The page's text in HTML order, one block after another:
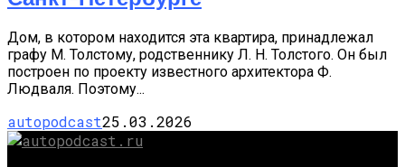
Дом, в котором находится эта квартира, принадлежал
графу М. Толстому, родственнику Л. Н. Толстого. Он был
построен по проекту известного архитектора Ф.
Людваля. Поэтому...
autopodcast25.03.2026